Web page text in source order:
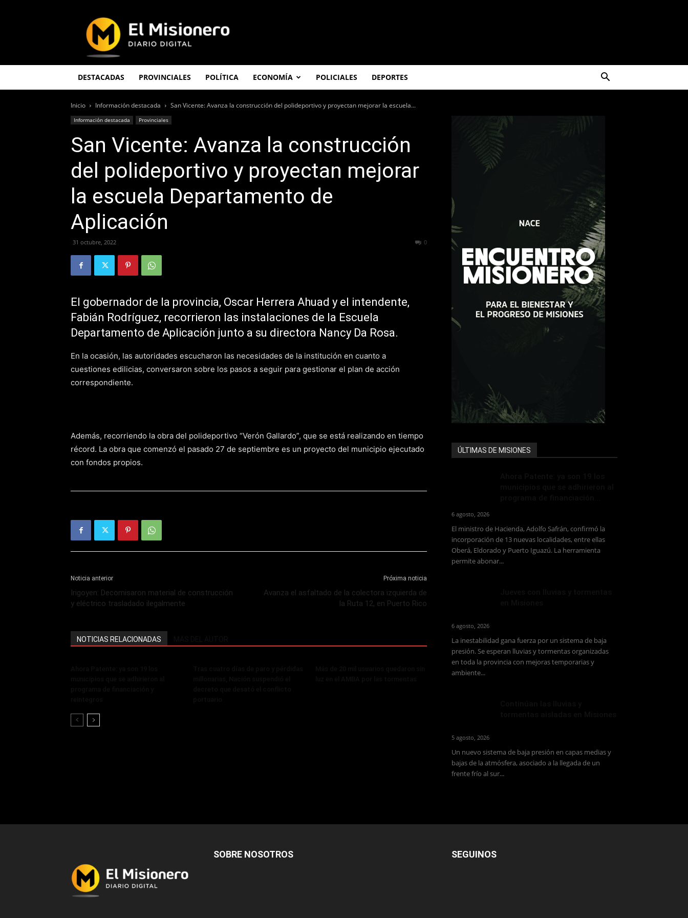
Misionero
DESTACADAS PROVINCIALES POLÍTICA ECONOMÍA POLICIALES DEPORTES
Inicio Información destacada San Vicente: Avanza la construcción del polideportivo y proyectan mejorar la escuela...
Información destacada Provinciales
San Vicente: Avanza la construcción
del polideportivo y proyectan mejorar
la escuela Departamento de
Aplicación
31 octubre, 2022 0
El gobernador de la provincia, Oscar Herrera Ahuad y el intendente,
Fabián Rodríguez, recorrieron las instalaciones de la Escuela
Departamento de Aplicación junto a su directora Nancy Da Rosa.
En la ocasión, las autoridades escucharon las necesidades de la institución en cuanto a
cuestiones edilicias, conversaron sobre los pasos a seguir para gestionar el plan de acción
correspondiente.
Además, recorriendo la obra del polideportivo “Verón Gallardo”, que se está realizando en tiempo
récord. La obra que comenzó el pasado 27 de septiembre es un proyecto del municipio ejecutado
con fondos propios.
Noticia anterior
Irigoyen: Decomisaron material de construcción
y eléctrico trasladado ilegalmente
Próxima noticia
Avanza el asfaltado de la colectora izquierda de
la Ruta 12, en Puerto Rico
NOTICIAS RELACIONADAS
ÚLTIMAS DE MISIONES
6 agosto, 2026
El ministro de Hacienda, Adolfo Safrán, confirmó la
incorporación de 13 nuevas localidades, entre ellas
Oberá, Eldorado y Puerto Iguazú. La herramienta
permite abonar...
6 agosto, 2026
La inestabilidad gana fuerza por un sistema de baja
presión. Se esperan lluvias y tormentas organizadas
en toda la provincia con mejoras temporarias y
ambiente...
5 agosto, 2026
Un nuevo sistema de baja presión en capas medias y
bajas de la atmósfera, asociado a la llegada de un
frente frío al sur...
SOBRE NOSOTROS SEGUINOS